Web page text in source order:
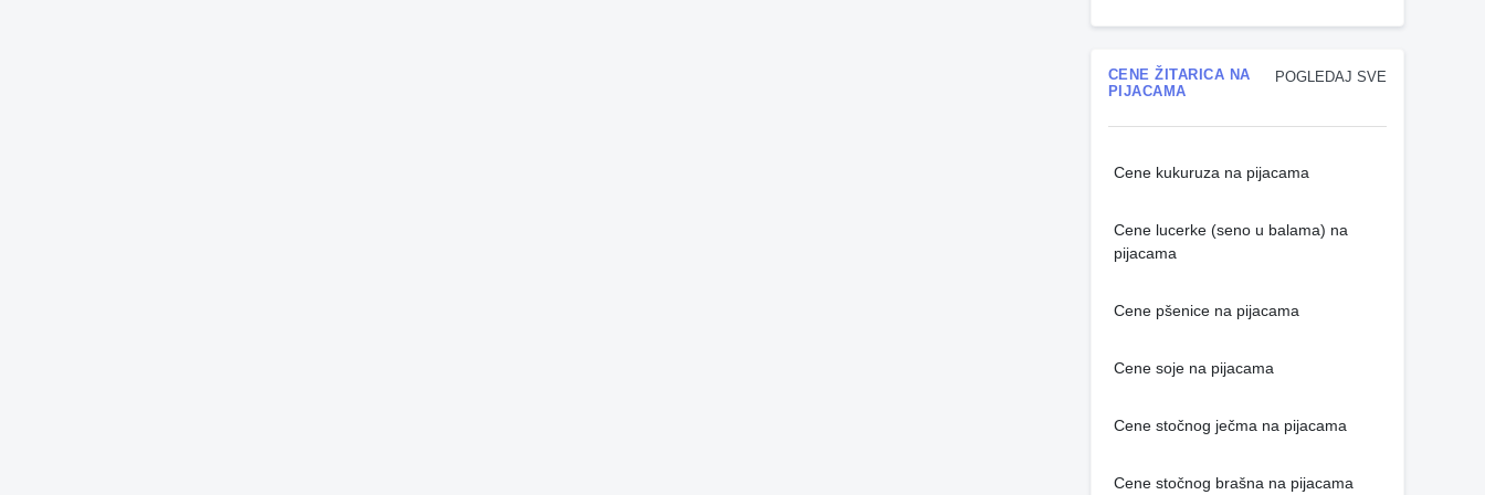
POGLEDAJ SVE
CENE ŽITARICA NA
PIJACAMA
Cene kukuruza na pijacama
Cene lucerke (seno u balama) na
pijacama
Cene pšenice na pijacama
Cene soje na pijacama
Cene stočnog ječma na pijacama
Cene stočnog brašna na pijacama